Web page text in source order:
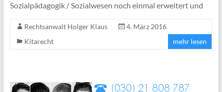
Sozialpädagogik / Sozialwesen noch einmal erweitert und
Rechtsanwalt Holger Klaus
4. März 2016
Kitarecht
mehr lesen